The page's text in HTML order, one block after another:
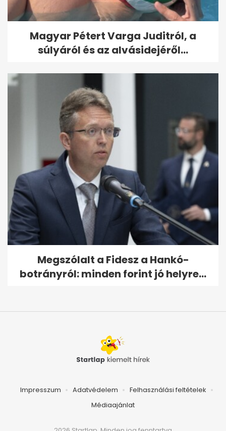
Magyar Pétert Varga Juditról, a
súlyáról és az alvásidejéről...
Megszólalt a Fidesz a Hankó-
botrányról: minden forint jó helyre...
Impresszum Adatvédelem
Felhasználási feltételek
Médiaajánlat